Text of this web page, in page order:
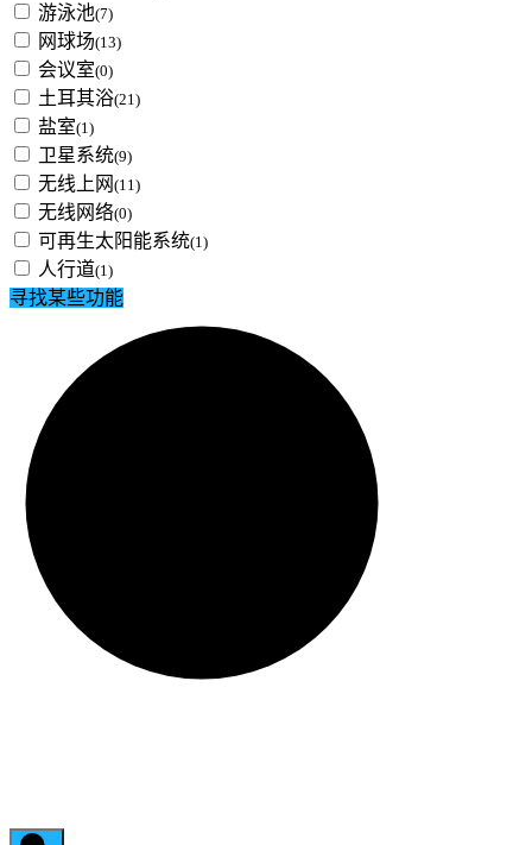
游泳池(7)
网球场(13)
会议室(0)
土耳其浴(21)
盐室(1)
卫星系统(9)
无线上网 (11)
无线网络(0)
可再生太阳能系统(1)
人行道(1)
寻找某些功能